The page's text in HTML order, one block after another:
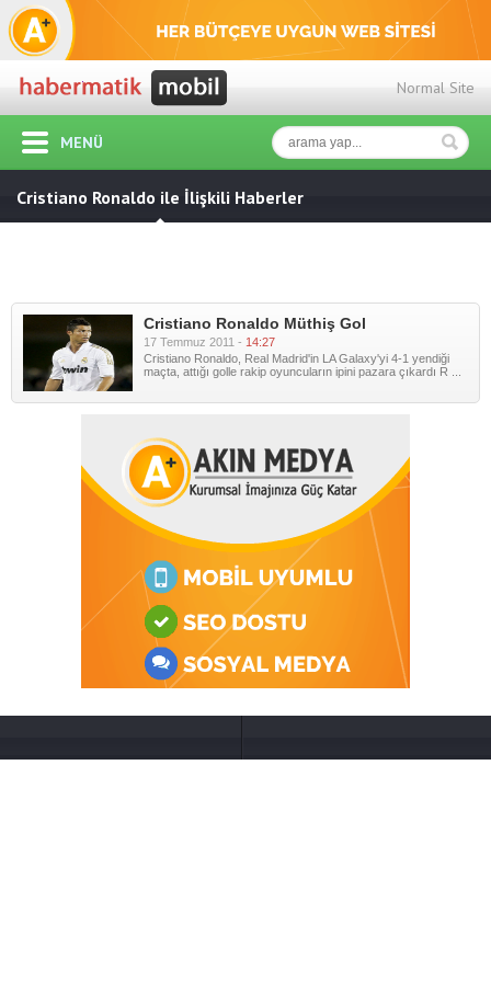
Normal Site
MENÜ
Cristiano Ronaldo ile İlişkili Haberler
Cristiano Ronaldo Müthiş Gol
17 Temmuz 2011 - 14:27
Cristiano Ronaldo, Real Madrid'in LA Galaxy'yi 4-1 yendiği
maçta, attığı golle rakip oyuncuların ipini pazara çıkardı R ...